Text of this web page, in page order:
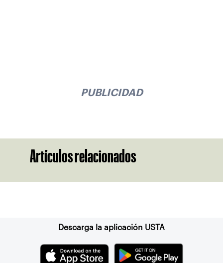
PUBLICIDAD
Artículos relacionados
Descarga la aplicación USTA